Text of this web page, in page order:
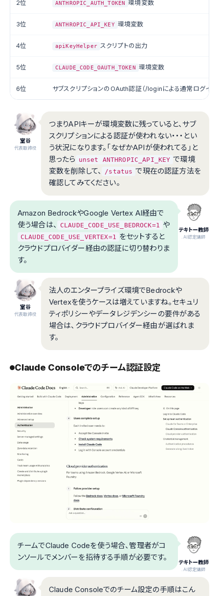
2位 ANTHROPIC_AUTH_TOKEN 環境変数
3位 ANTHROPIC_API_KEY 環境変数
4位 apiKeyHelper スクリプトの出力
5位 CLAUDE_CODE_OAUTH_TOKEN 環境変数
6位 サブスクリプションのOAuth認証（/loginによる通常ログイン
室谷
代表取締役
つまりAPIキーが環境変数に残っていると、サブ
スクリプションによる認証が使われない・・・とい
う状況になります。「なぜかAPIが使われてる」と
思ったら unset ANTHROPIC_API_KEY で環境
変数を削除して、
/status で現在の認証方法を
確認してみてください。
テキトー教師
.AI認定講師
Amazon BedrockやGoogle Vertex AI経由で
使う場合は、
CLAUDE_CODE_USE_BEDROCK=1 や
CLAUDE_CODE_USE_VERTEX=1 をセットすると
クラウドプロバイダー経由の認証に切り替わりま
す。
室谷
代表取締役
法人のエンタープライズ環境でBedrockや
Vertexを使うケースは増えていますね。セキュリ
ティポリシーやデータレジデンシーの要件がある
場合は、クラウドプロバイダー経由が選ばれま
す。
Claude Consoleでのチーム認証設定
テキトー教師
.AI認定講師
チームでClaude Codeを使う場合、管理者がコ
ンソールでメンバーを招待する手順が必要です。
Claude Consoleでのチーム設定の手順はこん